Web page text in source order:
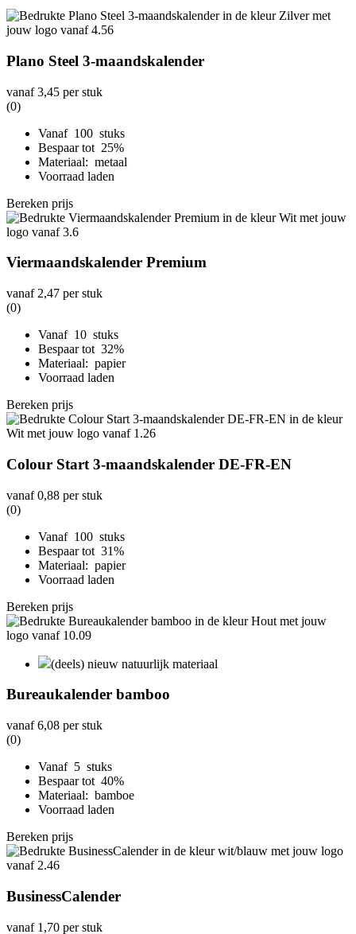
Plano Steel 3-maandskalender
vanaf3,45 per stuk
(0)
Vanaf 100 stuks
Bespaar tot 25%
Materiaal: metaal
Voorraad laden
Bereken prijs
Viermaandskalender Premium
vanaf 2,47 per stuk
(0)
Vanaf 10 stuks
Bespaar tot 32%
Materiaal: papier
Voorraad laden
Bereken prijs
Colour Start 3-maandskalender DE-FR-EN
vanaf0,88 per stuk
(0)
Vanaf 100 stuks
Bespaar tot 31%
Materiaal: papier
Voorraad laden
Bereken prijs
(deels) nieuw natuurlijk materiaal
Bureaukalender bamboo
vanaf6,08 per stuk
(0)
Vanaf 5 stuks
Bespaar tot 40%
Materiaal: bamboe
Voorraad laden
Bereken prijs
BusinessCalender
vanaf 1,70 per stuk